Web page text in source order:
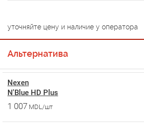
уточняйте цену и наличие у оператора
Альтернатива
Nexen
N'Blue HD Plus
1 007 MDL/шт